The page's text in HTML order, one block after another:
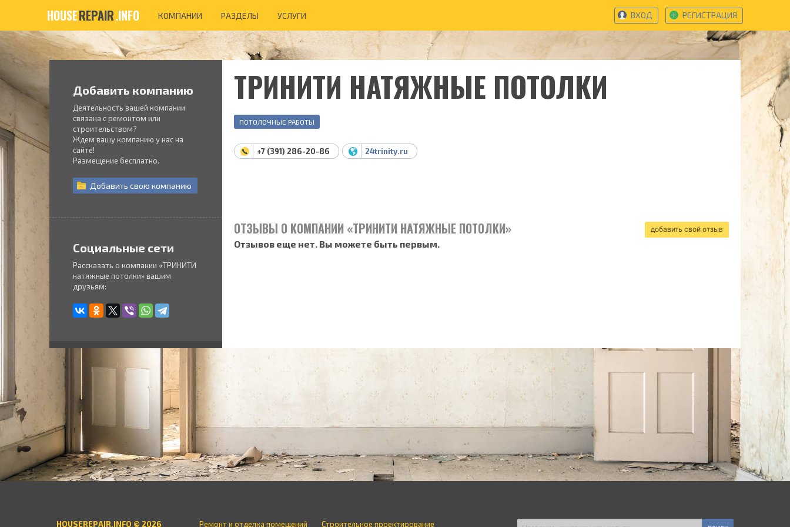
HOUSEREPAIR.INFO КОМПАНИИ РАЗДЕЛЫ УСЛУГИ ВХОД РЕГИСТРАЦИЯ
Добавить компанию
Деятельность вашей компании
связана с ремонтом или
строительством?
Ждем вашу компанию у нас на
сайте!
Размещение бесплатно.
Добавить свою компанию
Социальные сети
Рассказать о компании «ТРИНИТИ
натяжные потолки» вашим
друзьям:
ТРИНИТИ НАТЯЖНЫЕ ПОТОЛКИ
ПОТОЛОЧНЫЕ РАБОТЫ
+7 (391) 286-20-86 24trinity.ru
ОТЗЫВЫ О КОМПАНИИ «ТРИНИТИ НАТЯЖНЫЕ ПОТОЛКИ» добавить свой отзыв
Отзывов еще нет. Вы можете быть первым.
HOUSEREPAIR.INFO © 2026 Ремонт и отделка помещений Строительное проектирование